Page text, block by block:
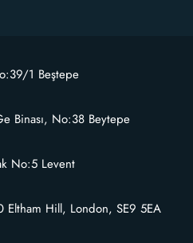
1 Beştepe
Binası, No:38 Beytepe
No:5 Levent
Hill, London, SE9 5EA